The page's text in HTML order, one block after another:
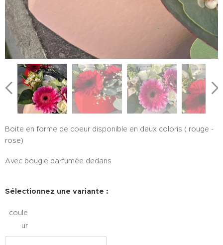
Boite en forme de coeur disponible en deux coloris ( rouge -
rose)
Avec bougie parfumée dedans
Sélectionnez une variante :
coule
ur